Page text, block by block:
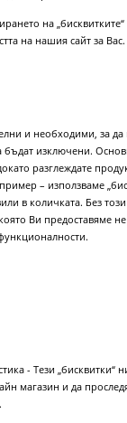
на
на нашия сайт за Вас.
и необходими, за да
изключени.
разглеждате
– използваме
в количката. Без
Ви предоставяме
- Тези „бисквитки“
магазин и да